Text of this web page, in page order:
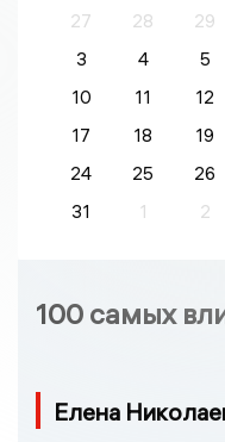
27
28 29
3
4 5
10
11 12
17
18 19
24
25 26
31
1 2
100 самых
Елена